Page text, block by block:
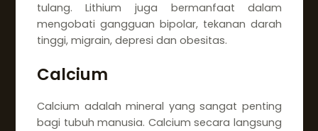
tulang. Lithium juga bermanfaat dalam
mengobati gangguan bipolar, tekanan darah
tinggi, migrain, depresi dan obesitas.
Calcium
Calcium adalah mineral yang sangat penting
bagi tubuh manusia. Calcium secara langsung